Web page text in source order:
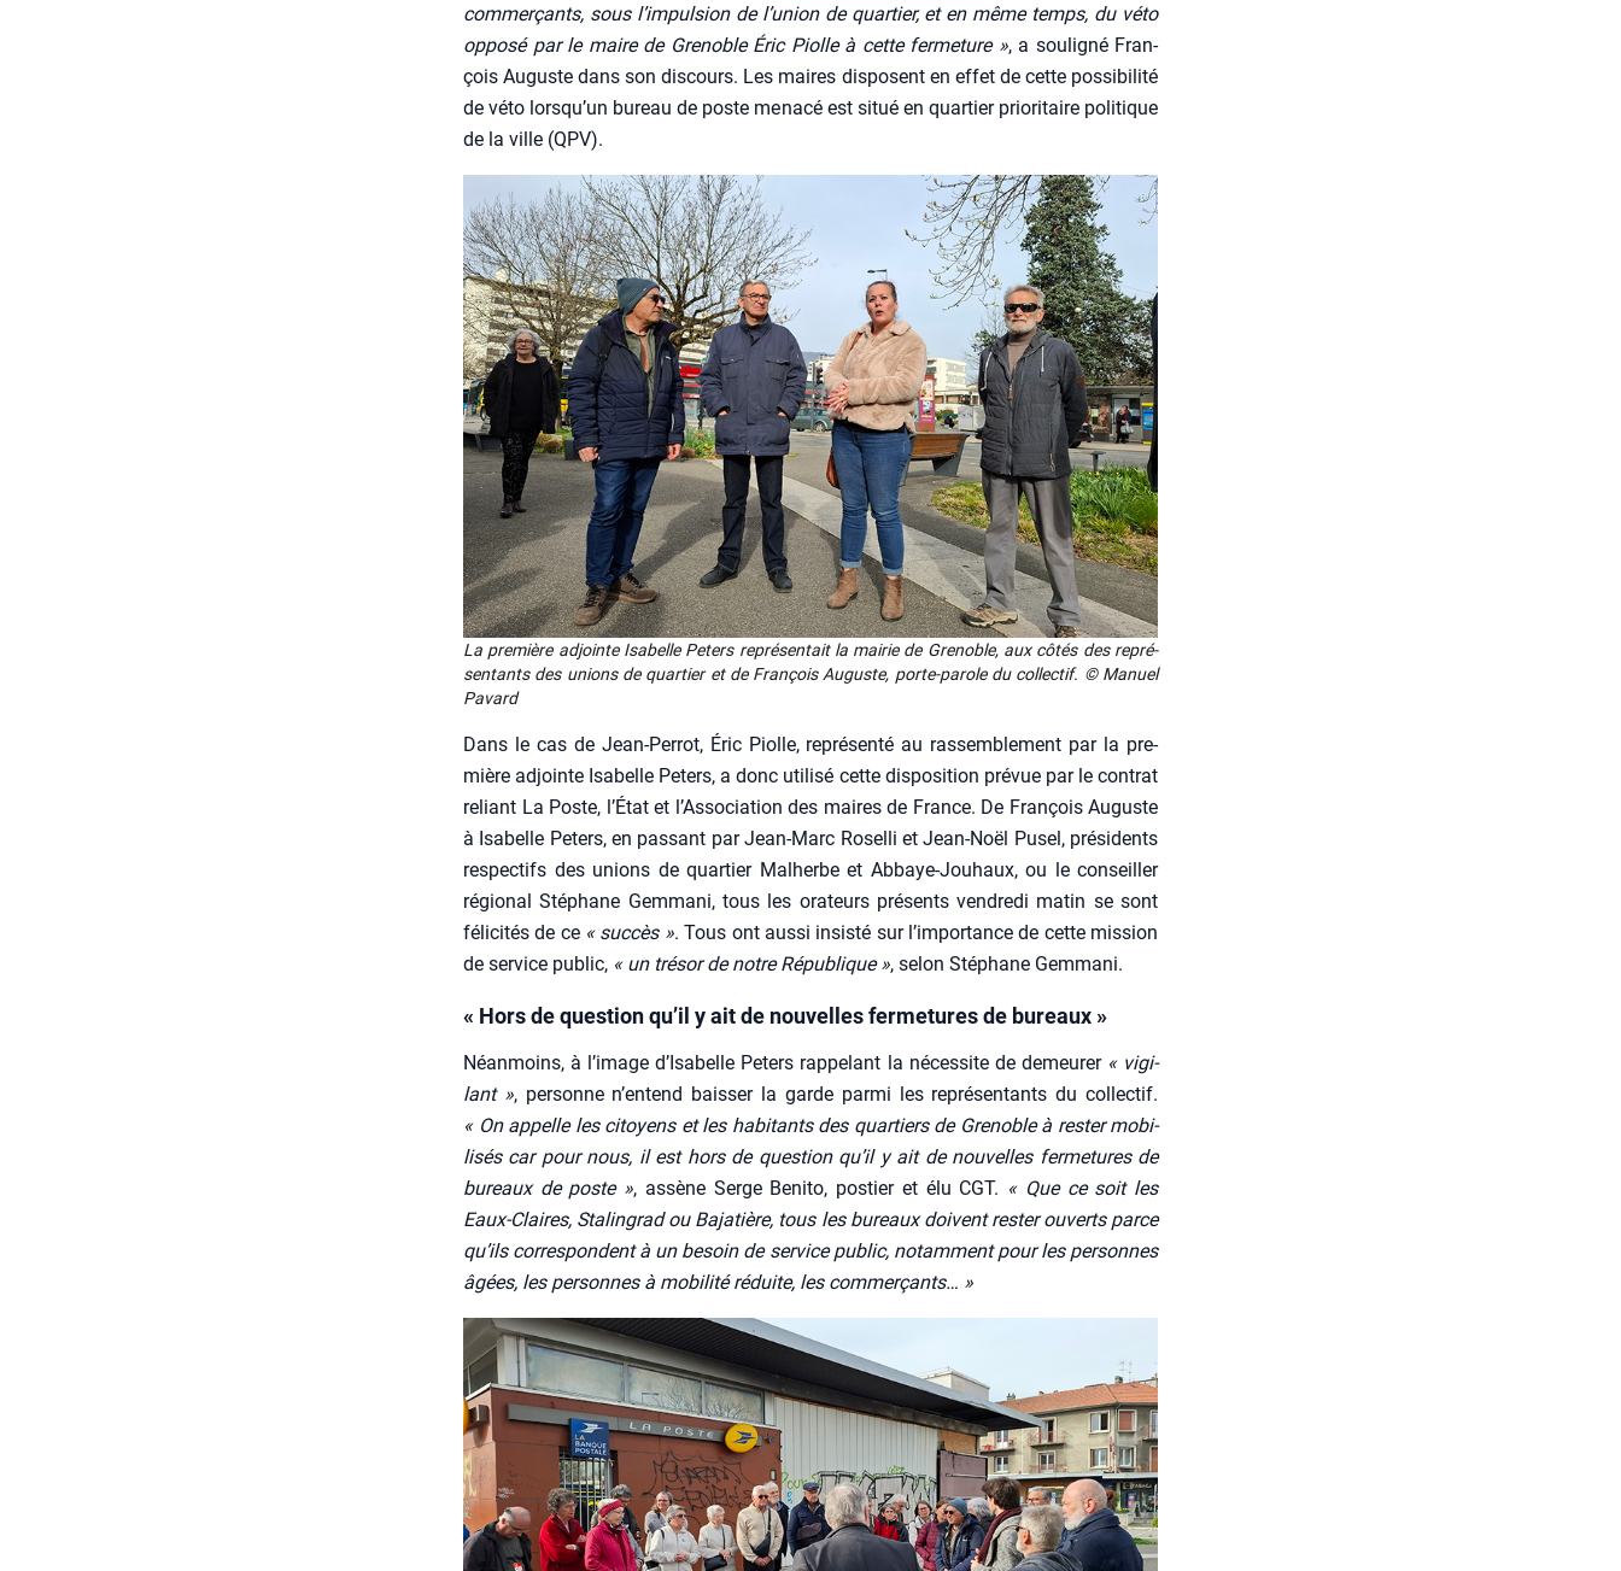
com­mer­çants, sous l’im­pul­sion de l’u­nion de quar­tier, et en même temps, du véto
oppo­sé par le maire de Gre­noble Éric Piolle à cette fer­me­ture », a sou­li­gné Fran­
çois Auguste dans son dis­cours. Les maires dis­posent en effet de cette pos­si­bi­li­té
de véto lors­qu’un bureau de poste mena­cé est situé en quar­tier prio­ri­taire poli­tique
de la ville (QPV).
La pre­mière adjointe Isa­belle Peters repré­sen­tait la mai­rie de Gre­noble, aux côtés des repré­
sen­tants des unions de quar­tier et de Fran­çois Auguste, porte-parole du col­lec­tif. © Manuel
Pavard
Dans le cas de Jean-Per­rot, Éric Piolle, repré­sen­té au ras­sem­ble­ment par la pre­
mière adjointe Isa­belle Peters, a donc uti­li­sé cette dis­po­si­tion pré­vue par le contrat
reliant La Poste, l’É­tat et l’As­so­cia­tion des maires de France. De Fran­çois Auguste
à Isa­belle Peters, en pas­sant par Jean-Marc Rosel­li et Jean-Noël Pusel, pré­si­dents
res­pec­tifs des unions de quar­tier Mal­herbe et Abbaye-Jou­haux, ou le conseiller
régio­nal Sté­phane Gem­ma­ni, tous les ora­teurs pré­sents ven­dre­di matin se sont
féli­ci­tés de ce « suc­cès ». Tous ont aus­si insis­té sur l’im­por­tance de cette mis­sion
de ser­vice public, « un tré­sor de notre Répu­blique », selon Sté­phane Gem­ma­ni.
« Hors de question qu’il y ait de nouvelles fermetures de bureaux »
Néan­moins, à l’i­mage d’I­sa­belle Peters rap­pe­lant la néces­site de demeu­rer « vigi­
lant », per­sonne n’en­tend bais­ser la garde par­mi les repré­sen­tants du col­lec­tif.
« On appelle les citoyens et les habi­tants des quar­tiers de Gre­noble à res­ter mobi­
li­sés car pour nous, il est hors de ques­tion qu’il y ait de nou­velles fer­me­tures de
bureaux de poste », assène Serge Beni­to, pos­tier et élu CGT. « Que ce soit les
Eaux-Claires, Sta­lin­grad ou Baja­tière, tous les bureaux doivent res­ter ouverts parce
qu’ils cor­res­pondent à un besoin de ser­vice public, notam­ment pour les per­sonnes
âgées, les per­sonnes à mobi­li­té réduite, les com­mer­çants… »